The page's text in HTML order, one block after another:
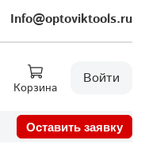
Info@optoviktools.ru
Корзина
Войти
Оставить заявку